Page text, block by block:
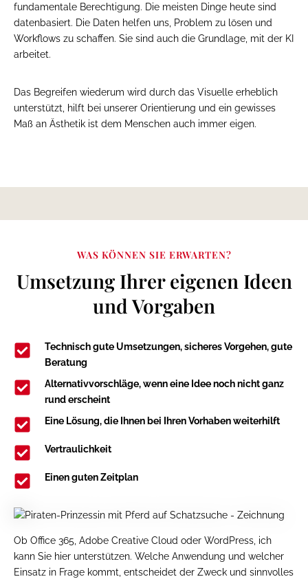
fundamentale Berechtigung. Die meisten Dinge heute sind
datenbasiert. Die Daten helfen uns, Problem zu lösen und
Workflows zu schaffen. Sie sind auch die Grundlage, mit der KI
arbeitet.
Das Begreifen wiederum wird durch das Visuelle erheblich
unterstützt, hilft bei unserer Orientierung und ein gewisses
Maß an Ästhetik ist dem Menschen auch immer eigen.
WAS KÖNNEN SIE ERWARTEN?
Umsetzung Ihrer eigenen Ideen
und Vorgaben
Technisch gute Umsetzungen, sicheres Vorgehen, gute
Beratung
Alternativvorschläge, wenn eine Idee noch nicht ganz
rund erscheint
Eine Lösung, die Ihnen bei Ihren Vorhaben weiterhilft
Vertraulichkeit
Einen guten Zeitplan
Ob Office 365, Adobe Creative Cloud oder WordPress, ich
kann Sie hier unterstützen. Welche Anwendung und welcher
Einsatz in Frage kommt, entscheidet der Zweck und sinnvolles